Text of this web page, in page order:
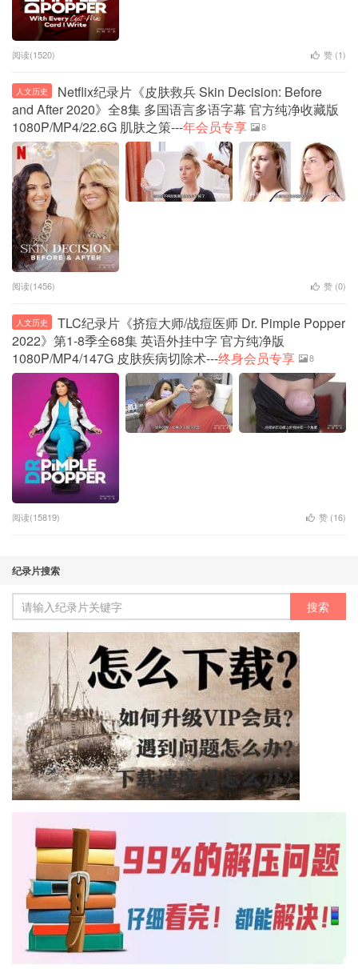
阅读(1520) 赞 (1)
人文历史
Netflix纪录片《皮肤救兵 Skin Decision: Before
and After 2020》全8集 多国语言多语字幕 官方纯净收藏版
1080P/MP4/22.6G 肌肤之策---年会员专享 8
阅读(1456) 赞 (0)
人文历史
TLC纪录片《挤痘大师/战痘医师 Dr. Pimple Popper
2022》第1-8季全68集 英语外挂中字 官方纯净版
1080P/MP4/147G 皮肤疾病切除术---终身会员专享 8
阅读(15819) 赞 (16)
纪录片搜索